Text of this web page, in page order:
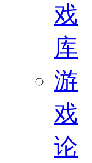
戏
库
游
戏
论